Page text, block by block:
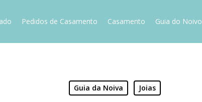
Pedidos de Casamento Casamento Guia do Noivo
Guia da Noiva Joias